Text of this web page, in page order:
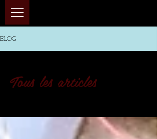
BLOG
Tous les articles